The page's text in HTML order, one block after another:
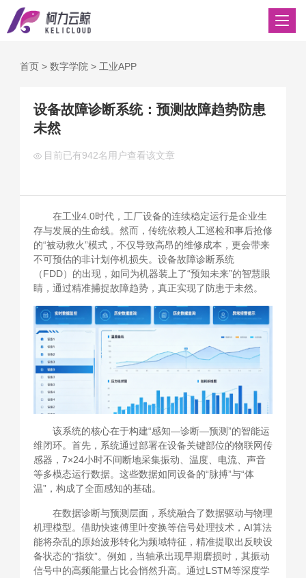
首页> 数字学院 > 工业APP
设备故障诊断系统：预测故障趋势防患
未然
目前已有942名用户查看该文章
在工业4.0时代，工厂设备的连续稳定运行是企业生
存与发展的生命线。然而，传统依赖人工巡检和事后抢修
的“被动救火”模式，不仅导致高昂的维修成本，更会带来
不可预估的非计划停机损失。设备故障诊断系统
（FDD）的出现，如同为机器装上了“预知未来”的智慧眼
睛，通过精准捕捉故障趋势，真正实现了防患于未然。
该系统的核心在于构建“感知—诊断—预测”的智能运
维闭环。首先，系统通过部署在设备关键部位的物联网传
感器，7×24小时不间断地采集振动、温度、电流、声音
等多模态运行数据。这些数据如同设备的“脉搏”与“体
温”，构成了全面感知的基础。
在数据诊断与预测层面，系统融合了数据驱动与物理
机理模型。借助快速傅里叶变换等信号处理技术，AI算法
能将杂乱的原始波形转化为频域特征，精准提取出反映设
备状态的“指纹”。例如，当轴承出现早期磨损时，其振动
信号中的高频能量占比会悄然升高。通过LSTM等深度学